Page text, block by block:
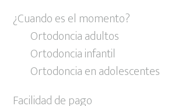
¿Cuando es el momento?
Ortodoncia adultos
Ortodoncia infantil
Ortodoncia en adolescentes
Facilidad de pago